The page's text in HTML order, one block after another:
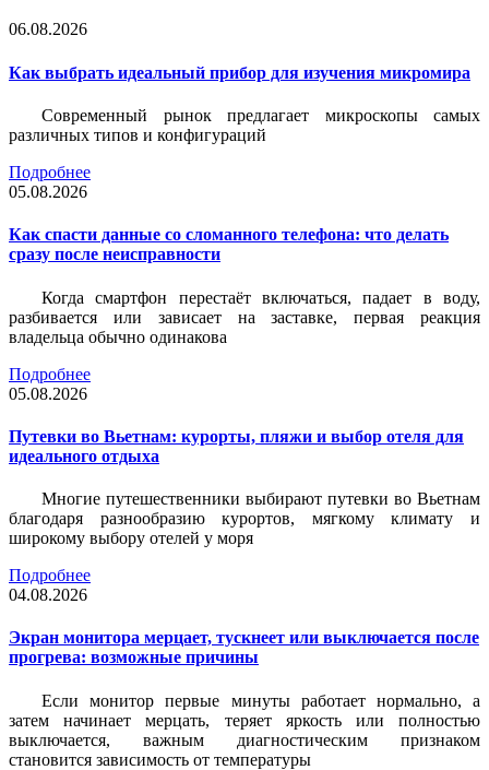
06.08.2026
Как выбрать идеальный прибор для изучения микромира
Современный рынок предлагает микроскопы самых
различных типов и конфигураций
Подробнее
05.08.2026
Как спасти данные со сломанного телефона: что делать
сразу после неисправности
Когда смартфон перестаёт включаться, падает в воду,
разбивается или зависает на заставке, первая реакция
владельца обычно одинакова
Подробнее
05.08.2026
Путевки во Вьетнам: курорты, пляжи и выбор отеля для
идеального отдыха
Многие путешественники выбирают путевки во Вьетнам
благодаря разнообразию курортов, мягкому климату и
широкому выбору отелей у моря
Подробнее
04.08.2026
Экран монитора мерцает, тускнеет или выключается после
прогрева: возможные причины
Если монитор первые минуты работает нормально, а
затем начинает мерцать, теряет яркость или полностью
выключается, важным диагностическим признаком
становится зависимость от температуры